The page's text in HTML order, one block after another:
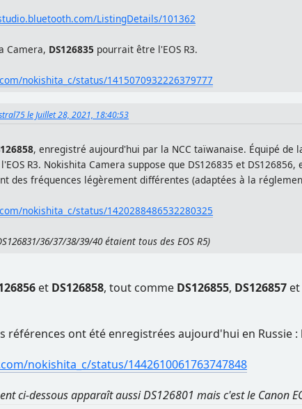
ListingDetails/101362
Camera, DS126835 pourrait être l'EOS R3.
nokishita_c/status/1415070932226379777
le Juillet 28, 2021, 18:40:53
, enregistré aujourd'hui par la NCC taïwanaise. Équipé de
R3. Nokishita Camera suppose que DS126835 et
des fréquences légèrement différentes (adaptées à la
nokishita_c/status/1420288486532280325
36/37/38/39/40 étaient tous des EOS R5)
et DS126858, tout comme DS126855, DS126857 et
références ont été enregistrées aujourd'hui en Russie :
nokishita_c/status/1442610061763747848
ci-dessous apparaît aussi DS126801 mais c'est le Canon